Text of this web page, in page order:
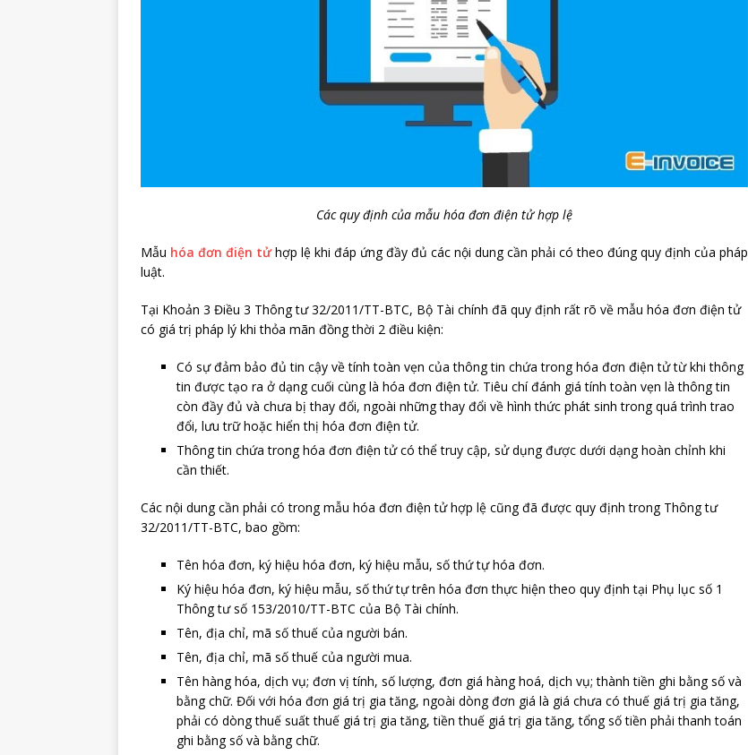
Các quy định của mẫu hóa đơn điện tử hợp lệ
Mẫu hóa đơn điện tửhợp lệ khi đáp ứng đầy đủ các nội dung cần phải có theo đúng quy định của pháp
luật.
Tại Khoản 3 Điều 3 Thông tư 32/2011/TT-BTC, Bộ Tài chính đã quy định rất rõ về mẫu hóa đơn điện tử
có giá trị pháp lý khi thỏa mãn đồng thời 2 điều kiện:
Có sự đảm bảo đủ tin cậy về tính toàn vẹn của thông tin chứa trong hóa đơn điện tử từ khi thông
tin được tạo ra ở dạng cuối cùng là hóa đơn điện tử. Tiêu chí đánh giá tính toàn vẹn là thông tin
còn đầy đủ và chưa bị thay đổi, ngoài những thay đổi về hình thức phát sinh trong quá trình trao
đổi, lưu trữ hoặc hiển thị hóa đơn điện tử.
Thông tin chứa trong hóa đơn điện tử có thể truy cập, sử dụng được dưới dạng hoàn chỉnh khi
cần thiết.
Các nội dung cần phải có trong mẫu hóa đơn điện tử hợp lệ cũng đã được quy định trong Thông tư
32/2011/TT-BTC, bao gồm:
Tên hóa đơn, ký hiệu hóa đơn, ký hiệu mẫu, số thứ tự hóa đơn.
Ký hiệu hóa đơn, ký hiệu mẫu, số thứ tự trên hóa đơn thực hiện theo quy định tại Phụ lục số 1
Thông tư số 153/2010/TT-BTC của Bộ Tài chính.
Tên, địa chỉ, mã số thuế của người bán.
Tên, địa chỉ, mã số thuế của người mua.
Tên hàng hóa, dịch vụ; đơn vị tính, số lượng, đơn giá hàng hoá, dịch vụ; thành tiền ghi bằng số và
bằng chữ. Đối với hóa đơn giá trị gia tăng, ngoài dòng đơn giá là giá chưa có thuế giá trị gia tăng,
phải có dòng thuế suất thuế giá trị gia tăng, tiền thuế giá trị gia tăng, tổng số tiền phải thanh toán
ghi bằng số và bằng chữ.